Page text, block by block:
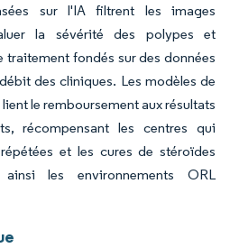
sur l'IA filtrent les images
la sévérité des polypes et
traitement fondés sur des données
des cliniques. Les modèles de
le remboursement aux résultats
récompensant les centres qui
et les cures de stéroïdes
ainsi les environnements ORL